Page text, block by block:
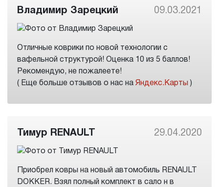
Владимир Зарецкий 09.03.2021
Отличные коврики по новой технологии с
вафельной структурой! Оценка 10 из 5 баллов!
Рекомендую, не пожалеете!
( Еще больше отзывов о нас на Яндекс.Карты )
Тимур RENAULT 29.04.2020
Приобрел ковры на новый автомобиль RENAULT
DOKKER. Взял полный комплект в сало н в